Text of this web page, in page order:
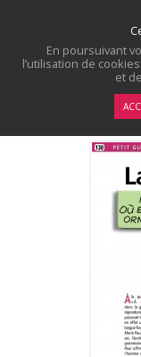
En poursuivant
l’utilisation de
et